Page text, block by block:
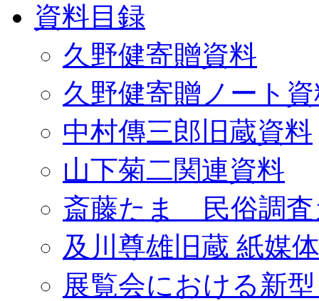
資料目録
久野健寄贈資料
久野健寄贈ノート
中村傳三郎旧蔵資料
山下菊二関連資料
斎藤たま 民俗調査
及川尊雄旧蔵 紙媒
展覧会における新